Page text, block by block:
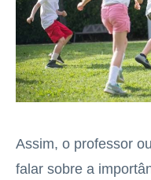
Assim, o professor
falar sobre a